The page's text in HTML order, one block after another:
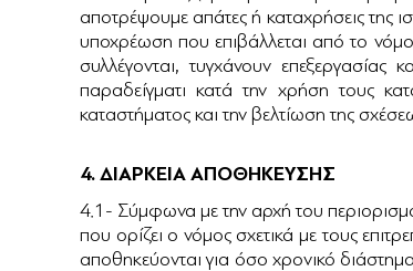
αποτρέψουμε απάτες ή καταχρήσεις
υποχρέωση που επιβάλλεται από το
συλλέγονται, τυγχάνουν
παραδείγματι κατά την χρήση τους
καταστήματος και την βελτίωση της
4. ΔΙΑΡΚΕΙΑ ΑΠΟΘΗΚΕΥΣΗΣ
4.1- Σύμφωνα με την αρχή του
που ορίζει ο νόμος σχετικά με τους
αποθηκεύονται για όσο χρονικό